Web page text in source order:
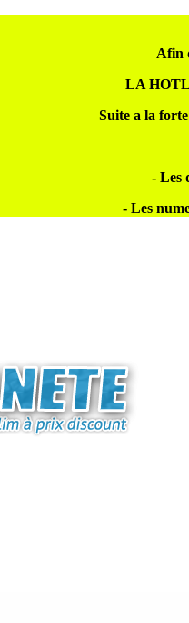
Afin
LA
Suite a la
- Les
- Les